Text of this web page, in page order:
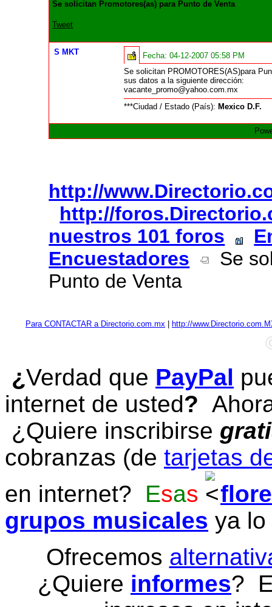
Se solicitan Promotores(as) para Punto de Venta
Tweet
S MKT Fecha:04-12-2007 05:58 PM
Se solicitan PROMOTORES(AS)para
sus datos a la siguiente dirección:
vacante_promo@yahoo.com.mx
***Ciudad / Estado (País): Mexico D.F.
http://
http://
nuestros 101 foros
Encuestadores
Se
Punto de Venta
Para CONTACTAR a Directorio.com.mx http://
¿Verdad que PayPal
internet de usted?
¿Quiere inscribirse
cobranzas (de tarjetas
en internet? Esas
grupos musicales ya
Ofrecemos
¿Quiere informes?